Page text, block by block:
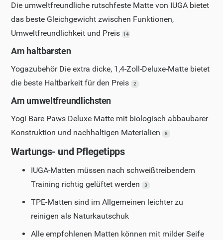
Die umweltfreundliche rutschfeste Matte von IUGA bietet
das beste Gleichgewicht zwischen Funktionen,
Umweltfreundlichkeit und Preis 14
Am haltbarsten
Yogazubehör Die extra dicke, 1,4-Zoll-Deluxe-Matte bietet
die beste Haltbarkeit für den Preis
2
Am umweltfreundlichsten
Yogi Bare Paws Deluxe Matte mit biologisch abbaubarer
Konstruktion und nachhaltigen Materialien
8
Wartungs- und Pflegetipps
IUGA-Matten müssen nach schweißtreibendem
Training richtig gelüftet werden
3
TPE-Matten sind im Allgemeinen leichter zu
reinigen als Naturkautschuk
Alle empfohlenen Matten können mit milder Seife